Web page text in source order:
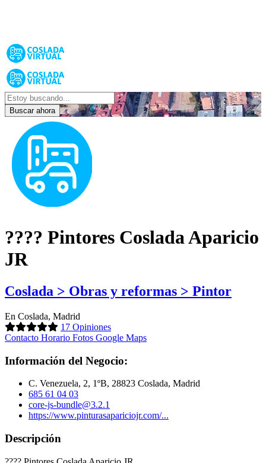
Buscar ahora
???? Pintores Coslada Aparicio
JR
Coslada > Obras y reformas > Pintor
En Coslada, Madrid
17 Opiniones
Contacto Horario Fotos Google Maps
Información del Negocio:
C. Venezuela, 2, 1ºB, 28823 Coslada, Madrid
685 61 04 03
core-js-bundle@3.2.1
https://www.pinturasapariciojr.com/...
Descripción